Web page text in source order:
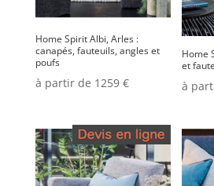
Home Spirit Albi, Arles :
canapés, fauteuils, angles et
poufs
à partir de 1259 €
Home
et
à